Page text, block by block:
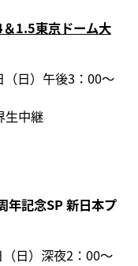
＆1.5東京ドーム大
日）午後3：00～
生中継
年記念SP 新日本プ
日）深夜2：00～